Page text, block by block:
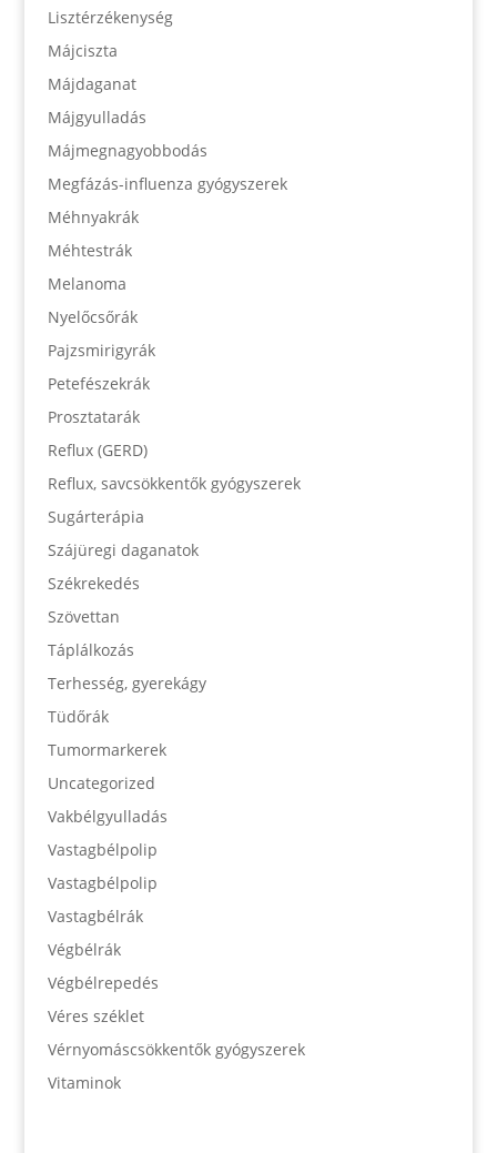
Lisztérzékenység
Májciszta
Májdaganat
Májgyulladás
Májmegnagyobbodás
Megfázás-influenza gyógyszerek
Méhnyakrák
Méhtestrák
Melanoma
Nyelőcsőrák
Pajzsmirigyrák
Petefészekrák
Prosztatarák
Reflux (GERD)
Reflux, savcsökkentők gyógyszerek
Sugárterápia
Szájüregi daganatok
Székrekedés
Szövettan
Táplálkozás
Terhesség, gyerekágy
Tüdőrák
Tumormarkerek
Uncategorized
Vakbélgyulladás
Vastagbélpolip
Vastagbélpolip
Vastagbélrák
Végbélrák
Végbélrepedés
Véres széklet
Vérnyomáscsökkentők gyógyszerek
Vitaminok